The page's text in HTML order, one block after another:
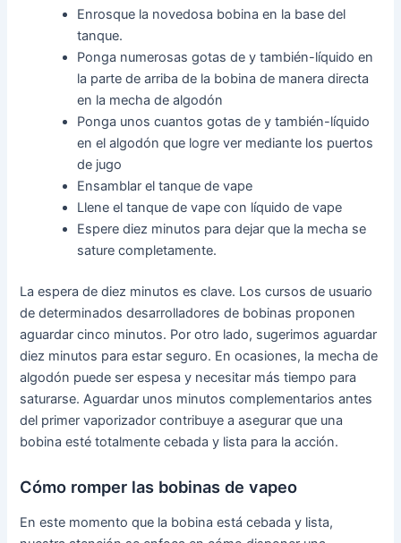
Enrosque la novedosa bobina en la base del
tanque.
Ponga numerosas gotas de y también-líquido en
la parte de arriba de la bobina de manera directa
en la mecha de algodón
Ponga unos cuantos gotas de y también-líquido
en el algodón que logre ver mediante los puertos
de jugo
Ensamblar el tanque de vape
Llene el tanque de vape con líquido de vape
Espere diez minutos para dejar que la mecha se
sature completamente.
La espera de diez minutos es clave. Los cursos de usuario
de determinados desarrolladores de bobinas proponen
aguardar cinco minutos. Por otro lado, sugerimos aguardar
diez minutos para estar seguro. En ocasiones, la mecha de
algodón puede ser espesa y necesitar más tiempo para
saturarse. Aguardar unos minutos complementarios antes
del primer vaporizador contribuye a asegurar que una
bobina esté totalmente cebada y lista para la acción.
Cómo romper las bobinas de vapeo
En este momento que la bobina está cebada y lista,